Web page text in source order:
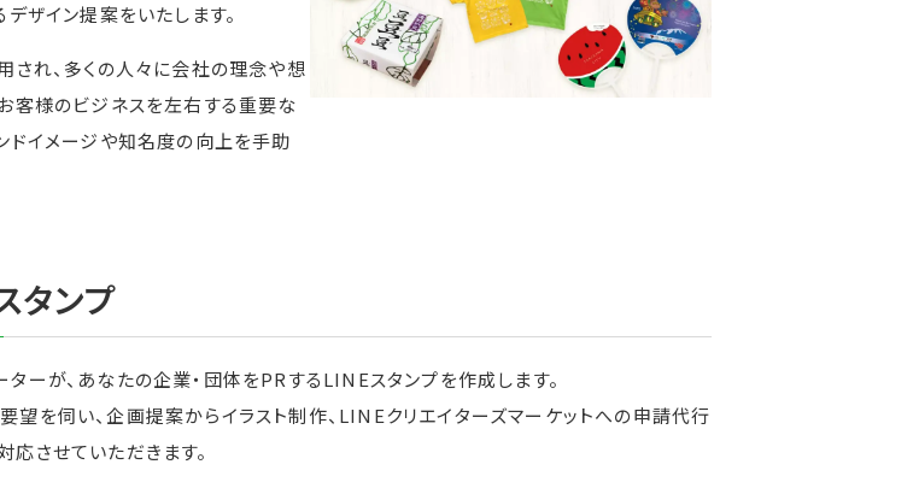
ザイン提案をいたします。
され、多くの人々に会社の理念や想
客様のビジネスを左右する重要な
ドイメージや知名度の向上を手助
タンプ
ターが、あなたの企業・団体をPRするLINEスタンプを作成します。
望を伺い、企画提案からイラスト制作、LINEクリエイターズマーケットへの申請代行
応させていただきます。